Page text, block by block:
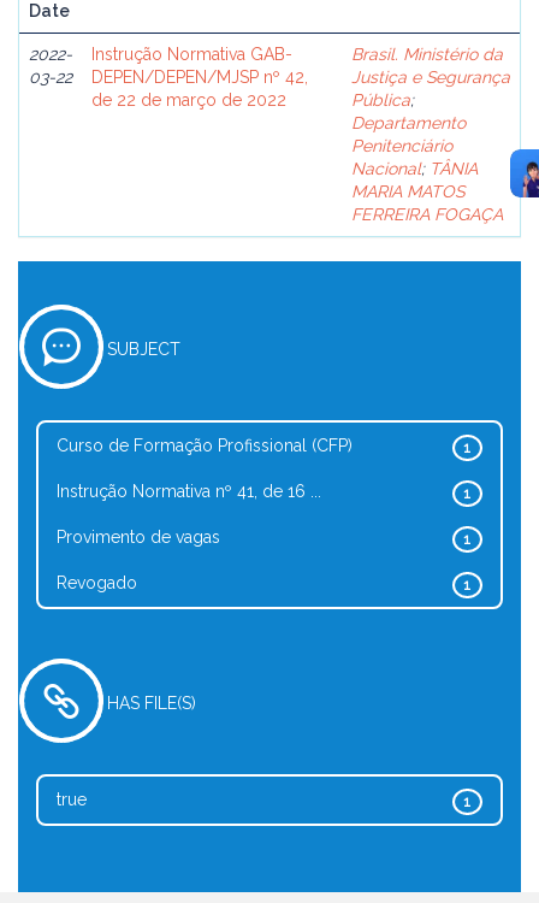
Date
2022-
03-22
Instrução Normativa GAB-
DEPEN/DEPEN/MJSP nº 42,
de 22 de março de 2022
Brasil. Ministério da
Justiça e Segurança
Pública;
Departamento
Penitenciário
Nacional; TÂNIA
MARIA MATOS
FERREIRA FOGAÇA
SUBJECT
1
Curso de Formação Profissional (CFP)
1
Instrução Normativa nº 41, de 16 ...
1
Provimento de vagas
1
Revogado
HAS FILE(S)
1
true